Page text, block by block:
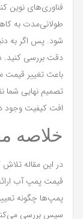
فناوری‌های نوین
طولانی‌مدت به
شود. پس اگر به
دقت بررسی کنید.
باعث تغییر قیمت
تصمیم نهایی شما
افت کیفیت وجود
خلاصه
در این مقاله
قیمت پمپ آب
پمپ‌ها چگونه
سپس بررسی